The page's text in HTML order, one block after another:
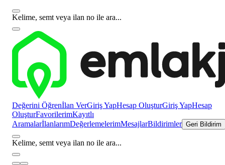
Kelime, semt veya ilan no ile ara...
Değerini Öğrenİlan VerGiriş YapHesap OluşturGiriş YapHesap
OluşturFavorilerimKayıtlı
AramalarİlanlarımDeğerlemelerimMesajlarBildirimler Geri Bildirim
Kelime, semt veya ilan no ile ara...